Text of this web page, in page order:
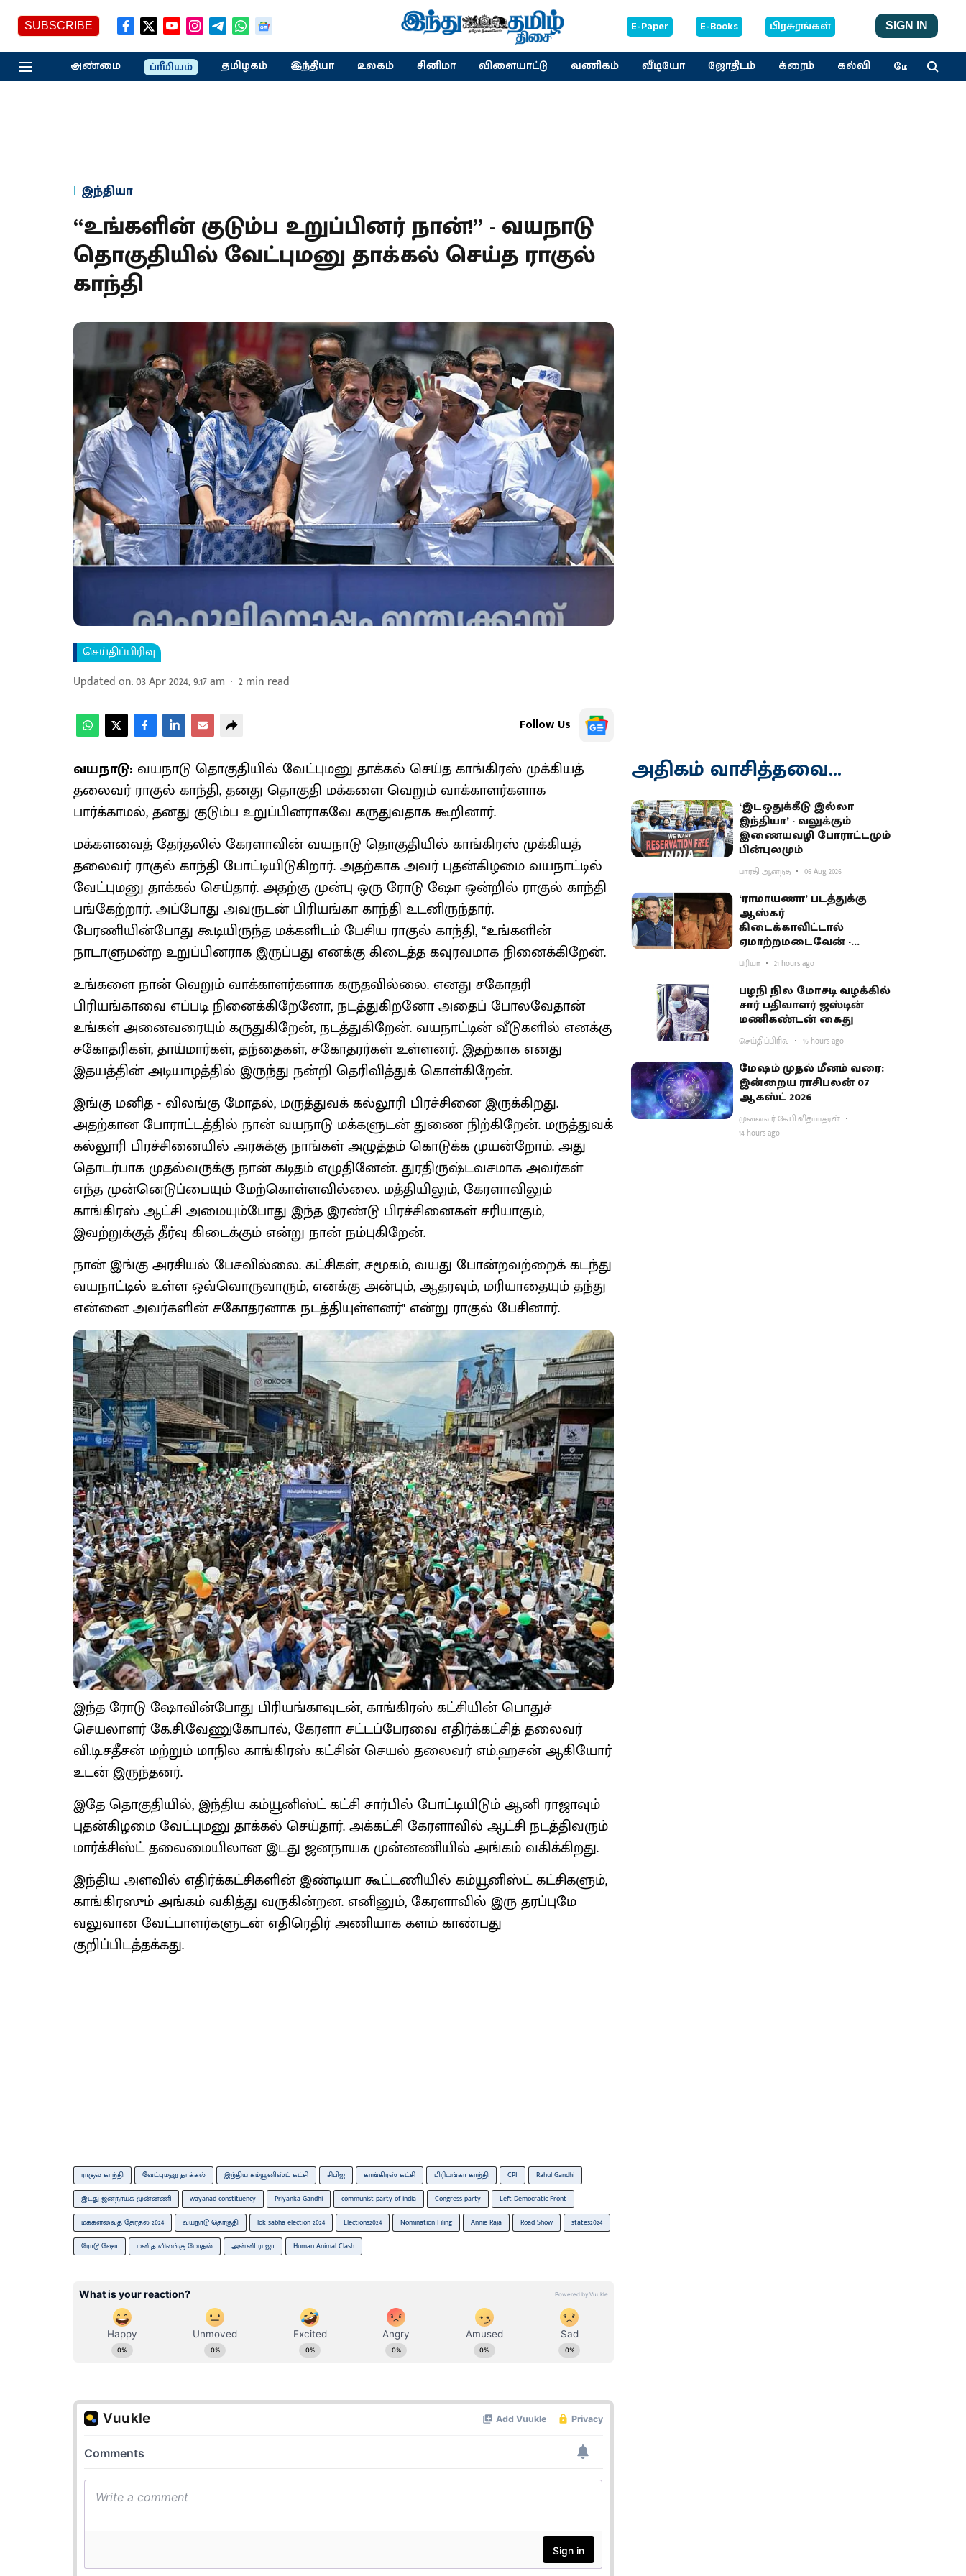
SUBSCRIBE E-Paper E-Books பிரசுரங்கள் SIGN IN
அண்மை ப்ரீமியம் தமிழகம் இந்தியா உலகம் சினிமா விளையாட்டு வணிகம் வீடியோ ஜோதிடம் க்ரைம் கல்வி மேலும்
இந்தியா
“உங்களின் குடும்ப உறுப்பினர் நான்!” - வயநாடு
தொகுதியில் வேட்புமனு தாக்கல் செய்த ராகுல்
காந்தி
செய்திப்பிரிவு
Updated on:03 Apr 2024, 9:17 am 2min read
Follow Us
வயநாடு: வயநாடு தொகுதியில் வேட்புமனு தாக்கல் செய்த காங்கிரஸ் முக்கியத்
தலைவர் ராகுல் காந்தி,தனது தொகுதி மக்களை வெறும் வாக்காளர்களாக
பார்க்காமல், தனது குடும்ப உறுப்பினராகவே கருதுவதாக கூறினார்.
மக்களவைத் தேர்தலில் கேரளாவின் வயநாடு தொகுதியில் காங்கிரஸ் முக்கியத்
தலைவர் ராகுல் காந்தி போட்டியிடுகிறார். அதற்காக அவர் புதன்கிழமை வயநாட்டில்
வேட்புமனு தாக்கல் செய்தார். அதற்கு முன்பு ஒரு ரோடு ஷோ ஒன்றில் ராகுல் காந்தி
பங்கேற்றார். அப்போது அவருடன் பிரியங்கா காந்தி உடனிருந்தார்.
பேரணியின்போது கூடியிருந்த மக்களிடம் பேசிய ராகுல் காந்தி, “உங்களின்
நாடாளுமன்ற உறுப்பினராக இருப்பது எனக்கு கிடைத்த கவுரவமாக நினைக்கிறேன்.
உங்களை நான் வெறும் வாக்காளர்களாக கருதவில்லை. எனது சகோதரி
பிரியங்காவை எப்படி நினைக்கிறேனோ, நடத்துகிறனோ அதைப் போலவேதான்
உங்கள் அனைவரையும் கருதுகிறேன், நடத்துகிறேன். வயநாட்டின் வீடுகளில் எனக்கு
சகோதரிகள், தாய்மார்கள், தந்தைகள், சகோதரர்கள் உள்ளனர். இதற்காக எனது
இதயத்தின் அடியாழத்தில் இருந்து நன்றி தெரிவித்துக் கொள்கிறேன்.
இங்கு மனித - விலங்கு மோதல், மருத்துவக் கல்லூரி பிரச்சினை இருக்கிறது.
அதற்கான போராட்டத்தில் நான் வயநாடு மக்களுடன் துணை நிற்கிறேன். மருத்துவக்
கல்லூரி பிரச்சினையில் அரசுக்கு நாங்கள் அழுத்தம் கொடுக்க முயன்றோம். அது
தொடர்பாக முதல்வருக்கு நான் கடிதம் எழுதினேன். துரதிருஷ்டவசமாக அவர்கள்
எந்த முன்னெடுப்பையும் மேற்கொள்ளவில்லை. மத்தியிலும், கேரளாவிலும்
காங்கிரஸ் ஆட்சி அமையும்போது இந்த இரண்டு பிரச்சினைகள் சரியாகும்,
இவற்றுக்குத் தீர்வு கிடைக்கும் என்று நான் நம்புகிறேன்.
நான் இங்கு அரசியல் பேசவில்லை. கட்சிகள், சமூகம், வயது போன்றவற்றைக் கடந்து
வயநாட்டில் உள்ள ஒவ்வொருவாரும், எனக்கு அன்பும், ஆதரவும், மரியாதையும் தந்து
என்னை அவர்களின் சகோதரனாக நடத்தியுள்ளனர்" என்று ராகுல் பேசினார்.
இந்த ரோடு ஷோவின்போது பிரியங்காவுடன், காங்கிரஸ் கட்சியின் பொதுச்
செயலாளர் கே.சி.வேணுகோபால், கேரளா சட்டப்பேரவை எதிர்க்கட்சித் தலைவர்
வி.டி.சதீசன் மற்றும் மாநில காங்கிரஸ் கட்சின் செயல் தலைவர் எம்.ஹசன் ஆகியோர்
உடன் இருந்தனர்.
இதே தொகுதியில், இந்திய கம்யூனிஸ்ட் கட்சி சார்பில் போட்டியிடும் ஆனி ராஜாவும்
புதன்கிழமை வேட்புமனு தாக்கல் செய்தார். அக்கட்சி கேரளாவில் ஆட்சி நடத்திவரும்
மார்க்சிஸ்ட் தலைமையிலான இடது ஜனநாயக முன்னணியில் அங்கம் வகிக்கிறது.
இந்திய அளவில் எதிர்க்கட்சிகளின் இண்டியா கூட்டணியில் கம்யூனிஸ்ட் கட்சிகளும்,
காங்கிரஸும் அங்கம் வகித்து வருகின்றன. எனினும், கேரளாவில் இரு தரப்புமே
வலுவான வேட்பாளர்களுடன் எதிரெதிர் அணியாக களம் காண்பது
குறிப்பிடத்தக்கது.
ராகுல் காந்தி வேட்புமனு தாக்கல் இந்திய கம்யூனிஸ்ட் கட்சி சிபிஐ காங்கிரஸ் கட்சி பிரியங்கா காந்தி CPI Rahul Gandhi
இடது ஜனநாயக முன்னணி wayanad constituency Priyanka Gandhi communist party of india Congress party Left Democratic Front
மக்களவைத் தேர்தல் 2024 வயநாடு தொகுதி lok sabha election 2024 Elections2024 Nomination Filing Annie Raja Road Show states2024
ரோடு ஷோ மனித விலங்கு மோதல் அன்னி ராஜா Human Animal Clash
அதிகம் வாசித்தவை...
‘இடஒதுக்கீடு இல்லா
இந்தியா’ - வலுக்கும்
இணையவழி போராட்டமும்
பின்புலமும்
பாரதி ஆனந்த் 06 Aug 2026
‘ராமாயணா’ படத்துக்கு
ஆஸ்கர்
கிடைக்காவிட்டால்
ஏமாற்றமடைவேன் -
மகாராஷ்டிர முதல்வர்
பகிர்வு
ப்ரியா 21 hours ago
பழநி நில மோசடி வழக்கில்
சார் பதிவாளர் ஜஸ்டின்
மணிகண்டன் கைது
செய்திப்பிரிவு 16 hours ago
மேஷம் முதல் மீனம் வரை:
இன்றைய ராசிபலன் 07
ஆகஸ்ட் 2026
முனைவர் கே.பி.வித்யாதரன்
14 hours ago